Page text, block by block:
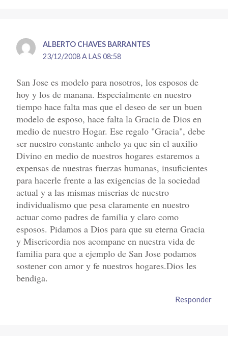
ALBERTO CHAVES BARRANTES
23/12/2008 A LAS 08:58
San Jose es modelo para nosotros, los esposos de
hoy y los de manana. Especialmente en nuestro
tiempo hace falta mas que el deseo de ser un buen
modelo de esposo, hace falta la Gracia de Dios en
medio de nuestro Hogar. Ese regalo "Gracia", debe
ser nuestro constante anhelo ya que sin el auxilio
Divino en medio de nuestros hogares estaremos a
expensas de nuestras fuerzas humanas, insuficientes
para hacerle frente a las exigencias de la sociedad
actual y a las mismas miserias de nuestro
individualismo que pesa claramente en nuestro
actuar como padres de familia y claro como
esposos. Pidamos a Dios para que su eterna Gracia
y Misericordia nos acompane en nuestra vida de
familia para que a ejemplo de San Jose podamos
sostener con amor y fe nuestros hogares.Dios les
bendiga.
Responder